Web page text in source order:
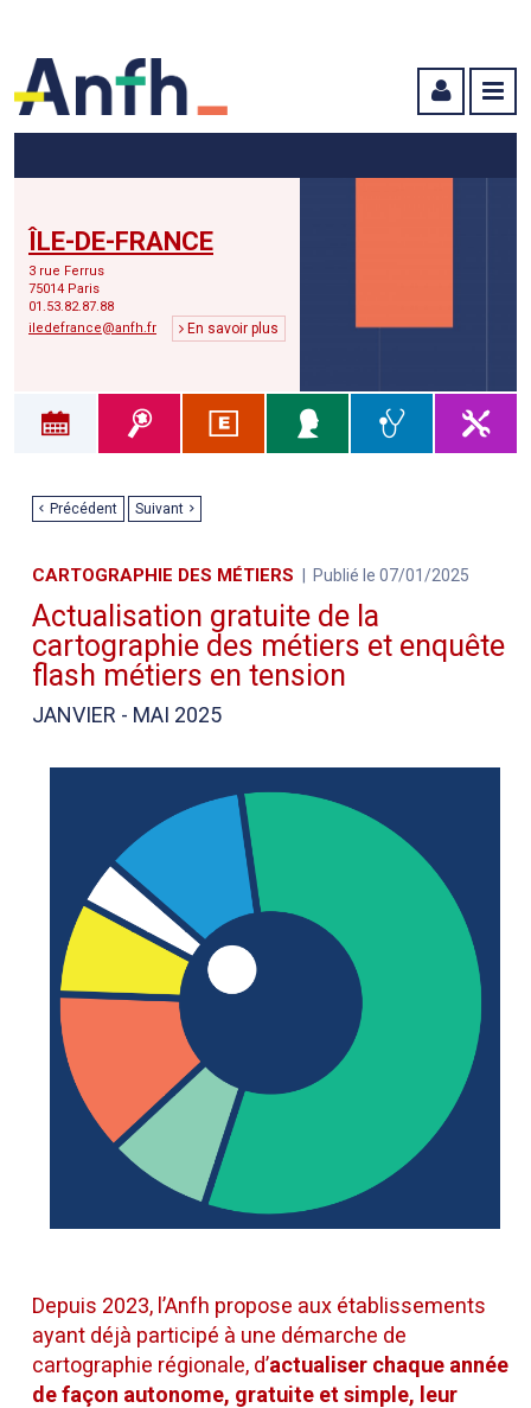
ÎLE-DE-FRANCE
3 rue Ferrus
75014 Paris
01.53.82.87.88
iledefrance@anfh.fr
En savoir plus
Précédent Suivant
CARTOGRAPHIE DES MÉTIERS Publié le 07/01/2025
Actualisation gratuite de la
cartographie des métiers et enquête
flash métiers en tension
JANVIER - MAI 2025
Depuis 2023, l’Anfh propose aux établissements
ayant déjà participé à une démarche de
cartographie régionale, d’actualiser chaque année
de façon autonome, gratuite et simple, leur